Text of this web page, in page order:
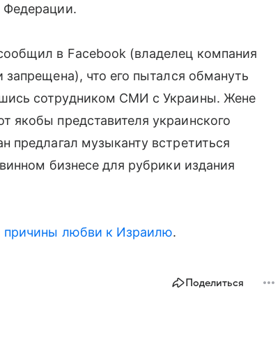
Федерации.
в Facebook (владелец компания
что его пытался обмануть
сотрудником СМИ с Украины. Жене
якобы представителя украинского
предлагал музыканту встретиться
бизнесе для рубрики издания
причины любви к Израилю.
Поделиться